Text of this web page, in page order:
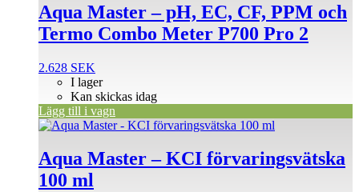
Aqua Master – pH, EC, CF, PPM och
Termo Combo Meter P700 Pro 2
2.628 SEK
I lager
Kan skickas idag
Lägg till i vagn
Aqua Master – KCI förvaringsvätska
100 ml